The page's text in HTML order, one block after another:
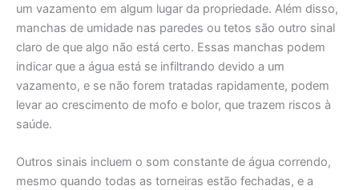
um vazamento em algum lugar da propriedade. Além disso,
manchas de umidade nas paredes ou tetos são outro sinal
claro de que algo não está certo. Essas manchas podem
indicar que a água está se infiltrando devido a um
vazamento, e se não forem tratadas rapidamente, podem
levar ao crescimento de mofo e bolor, que trazem riscos à
saúde.
Outros sinais incluem o som constante de água correndo,
mesmo quando todas as torneiras estão fechadas, e a